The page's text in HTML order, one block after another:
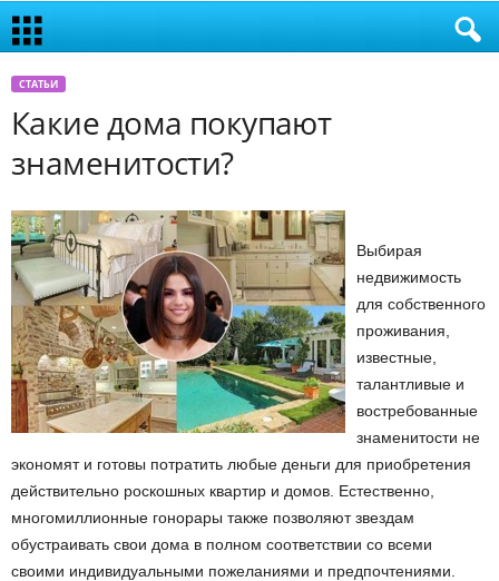
СТАТЬИ
Какие дома покупают
знаменитости?
Выбирая
недвижимость
для собственного
проживания,
известные,
талантливые и
востребованные
знаменитости не
экономят и готовы потратить любые деньги для приобретения
действительно роскошных квартир и домов. Естественно,
многомиллионные гонорары также позволяют звездам
обустраивать свои дома в полном соответствии со всеми
своими индивидуальными пожеланиями и предпочтениями.